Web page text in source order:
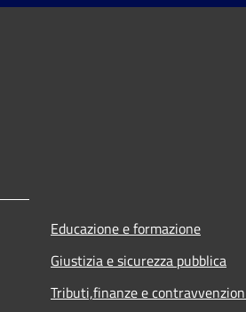
Educazione e formazione
Giustizia e sicurezza pubblica
Tributi,finanze e